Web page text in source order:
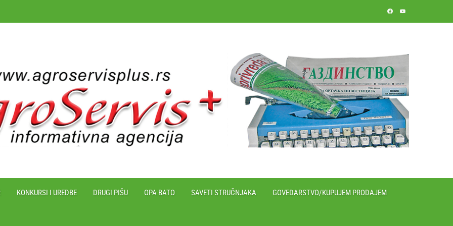
KONKURSI I UREDBE DRUGI PIŠU OPA BATO SAVETI STRUČNJAKA GOVEDARSTVO/KUPUJEM PRODAJEM